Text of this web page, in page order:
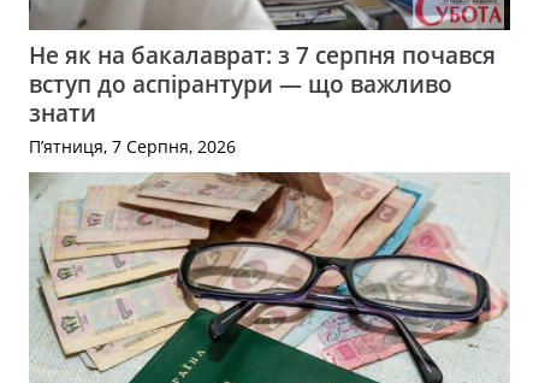
Не як на бакалаврат: з 7 серпня почався
вступ до аспірантури — що важливо
знати
П’ятниця, 7 Серпня, 2026